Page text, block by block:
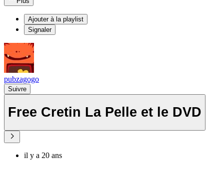
Ajouter à la playlist
Signaler
pubzagogo
Suivre
Free Cretin La Pelle et le DVD
il y a 20 ans